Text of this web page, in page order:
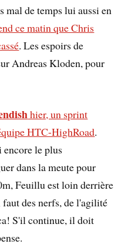
mal de temps lui aussi en
ce matin que Chris
. Les espoirs de
Andreas Kloden, pour
hier, un sprint
HTC-HighRoad.
encore le plus
dans la meute pour
Feuillu est loin derrière
des nerfs, de l'agilité
S'il continue, il doit